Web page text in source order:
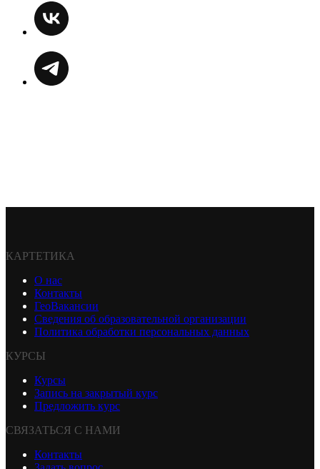
КАРТЕТИКА
О нас
Контакты
ГеоВакансии
Сведения об образовательной организации
Политика обработки персональных данных
КУРСЫ
Курсы
Запись на закрытый курс
Предложить курс
СВЯЗАТЬСЯ С НАМИ
Контакты